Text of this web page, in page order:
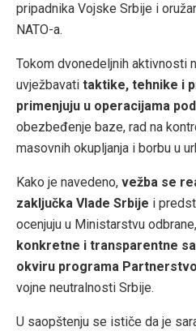
pripadnika Vojske Srbije i
NATO-a.
Tokom dvonedeljnih aktivnosti
uvježbavati taktike, tehnike i
primenjuju u operacijama
obezbeđenje baze, rad na
masovnih okupljanja i borbu u
Kako je navedeno, vežba se
zaključka Vlade Srbije i
ocenjuju u Ministarstvu odbrane,
konkretne i transparentne
okviru programa
vojne neutralnosti Srbije.
U saopštenju se ističe da je